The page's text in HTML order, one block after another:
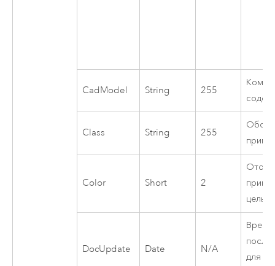
CadModel String 255
Class String 255
Color Short 2
DocUpdate Date N/A
для